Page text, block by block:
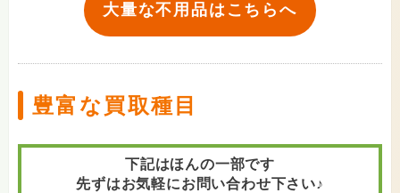
大量な不用品はこちらへ
豊富な買取種目
下記はほんの一部です
先ずはお気軽にお問い合わせ下さい♪